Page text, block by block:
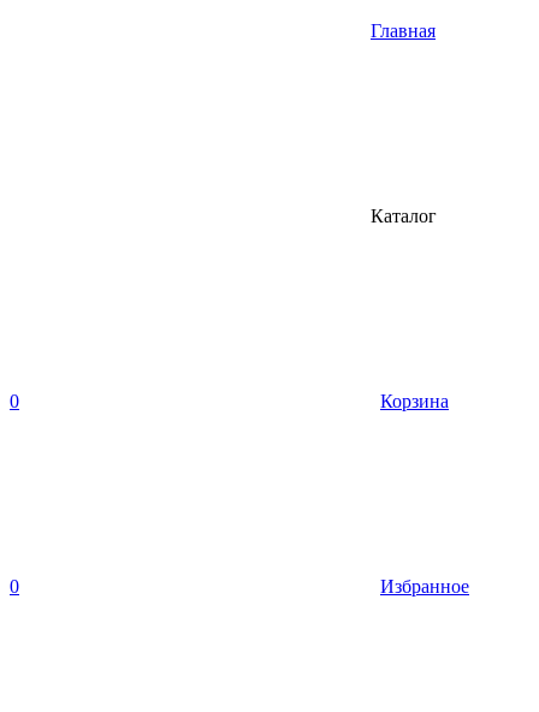
Главная
Каталог
0 Корзина
0 Избранное